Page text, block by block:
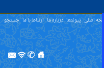
صفحه اصلی پیوندها درباره ما ارتباط با ما جستجو